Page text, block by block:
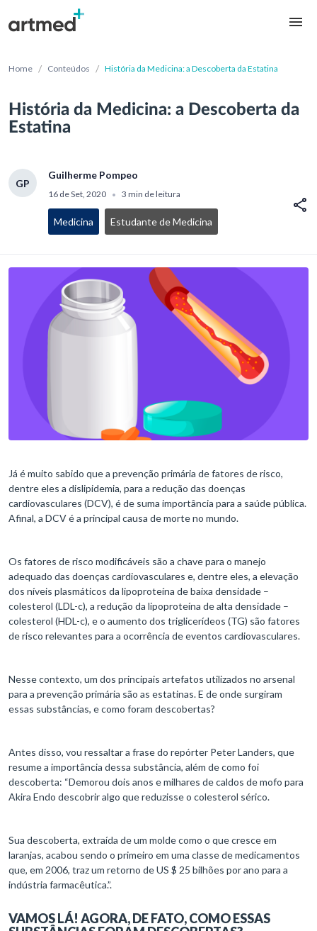
Home / Conteúdos / História da Medicina: a Descoberta da Estatina
História da Medicina: a Descoberta da
Estatina
GP
Guilherme Pompeo
16 de Set, 2020 • 3 min de leitura
Medicina Estudante de Medicina
Já é muito sabido que a prevenção primária de fatores de risco,
dentre eles a dislipidemia, para a redução das doenças
cardiovasculares (DCV), é de suma importância para a saúde pública.
Afinal, a DCV é a principal causa de morte no mundo.
Os fatores de risco modificáveis são a chave para o manejo
adequado das doenças cardiovasculares e, dentre eles, a elevação
dos níveis plasmáticos da lipoproteína de baixa densidade –
colesterol (LDL-c), a redução da lipoproteína de alta densidade –
colesterol (HDL-c), e o aumento dos triglicerídeos (TG) são fatores
de risco relevantes para a ocorrência de eventos cardiovasculares.
Nesse contexto, um dos principais artefatos utilizados no arsenal
para a prevenção primária são as estatinas. E de onde surgiram
essas substâncias, e como foram descobertas?
Antes disso, vou ressaltar a frase do repórter Peter Landers, que
resume a importância dessa substância, além de como foi
descoberta: “Demorou dois anos e milhares de caldos de mofo para
Akira Endo descobrir algo que reduzisse o colesterol sérico.
Sua descoberta, extraída de um molde como o que cresce em
laranjas, acabou sendo o primeiro em uma classe de medicamentos
que, em 2006, traz um retorno de US $ 25 bilhões por ano para a
indústria farmacêutica.”.
VAMOS LÁ! AGORA, DE FATO, COMO ESSAS